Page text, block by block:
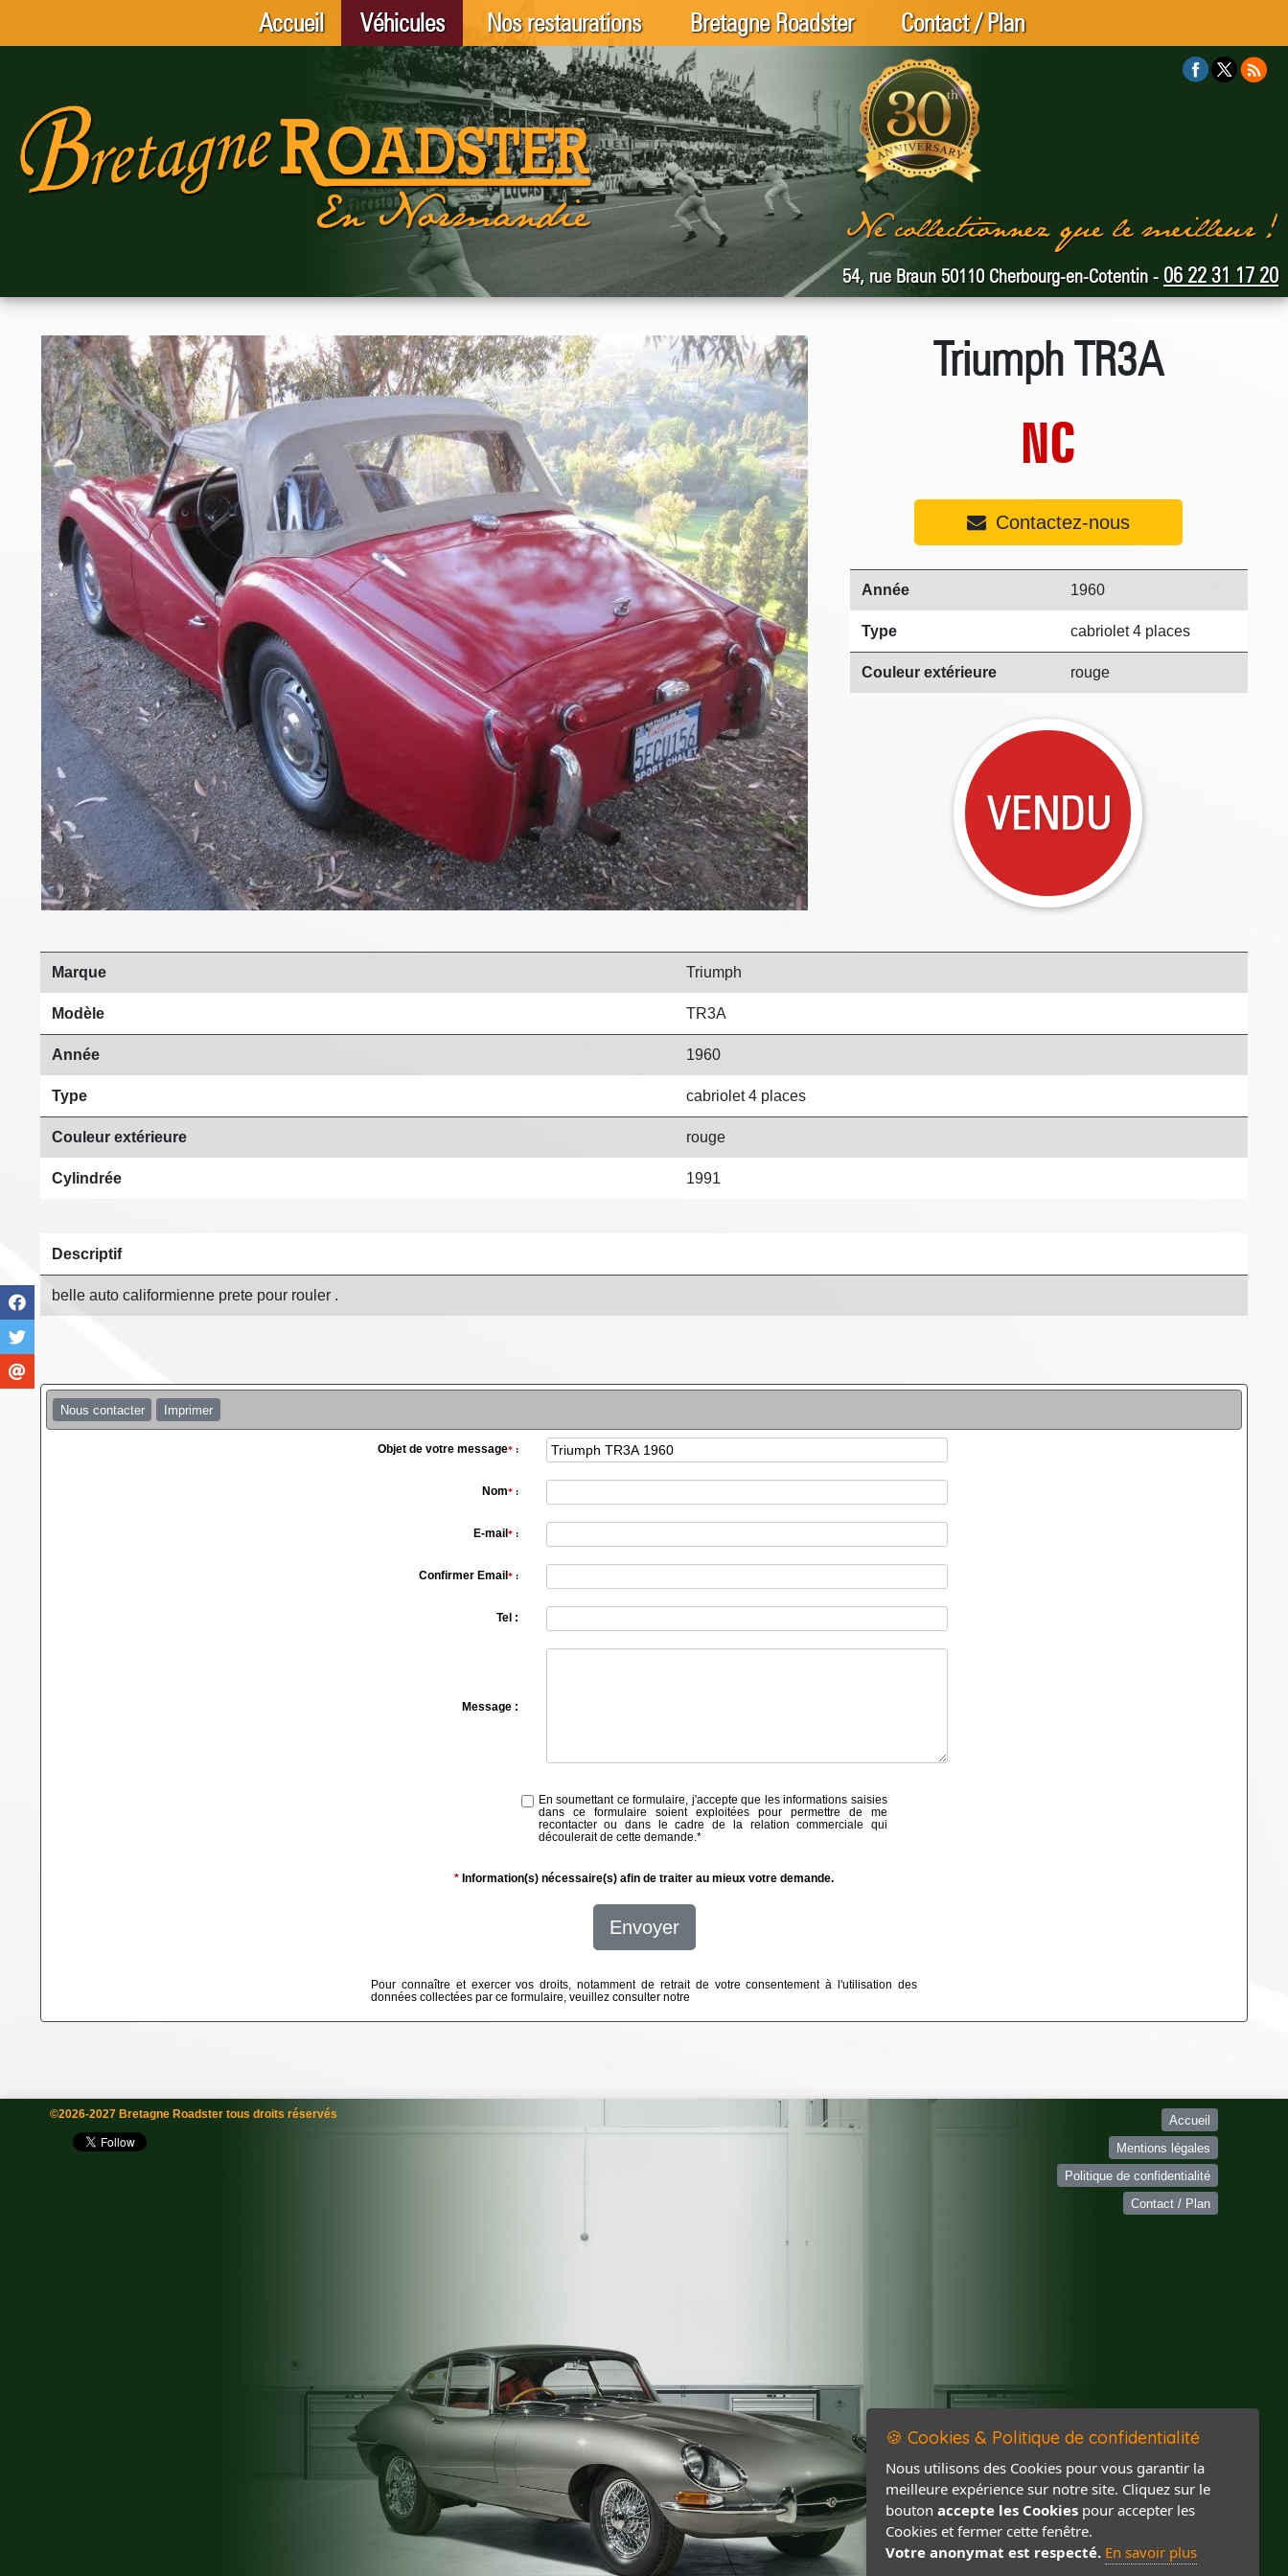
Accueil Véhicules Nos restaurations Bretagne Roadster Contact / Plan
54, rue Braun 50110 Cherbourg-en-Cotentin - 06 22 31 17 20
Triumph TR3A
NC
Contactez-nous
Année 1960
Type cabriolet 4 places
Couleur extérieure rouge
Marque Triumph
Modèle TR3A
Année 1960
Type cabriolet 4 places
Couleur extérieure rouge
Cylindrée 1991
Descriptif
belle auto califormienne prete pour rouler .
Nous contacter Imprimer
Objet de votre message*:
Nom*:
E-mail *:
Confirmer Email *:
Tel :
Message :
En soumettant ce formulaire, j'accepte que les informations saisies
dans ce formulaire soient exploitées pour permettre de me
recontacter ou dans le cadre de la relation commerciale qui
découlerait de cette demande.*
* Information(s) nécessaire(s) afin de traiter au mieux votre demande.
Envoyer
Pour connaître et exercer vos droits, notamment de retrait de votre consentement à l'utilisation des
données collectées par ce formulaire, veuillez consulter notre
©2026-2027 Bretagne Roadster tous droits réservés
Accueil
Mentions légales
Politique de confidentialité
Contact / Plan
🍪 Cookies & Politique de confidentialité
Nous utilisons des Cookies pour vous garantir la
meilleure expérience sur notre site. Cliquez sur le
bouton accepte les Cookies pour accepter les
Cookies et fermer cette fenêtre.
Votre anonymat est respecté. En savoir plus